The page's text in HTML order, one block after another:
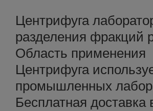
Центрифуга
разделения фракций
Область применения
Центрифуга
промышленных
Бесплатная